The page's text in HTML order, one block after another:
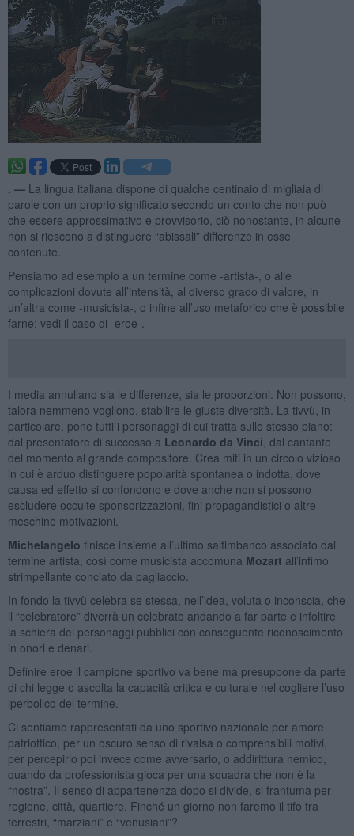
. — La lingua italiana dispone di qualche centinaio di migliaia di
parole con un proprio significato secondo un conto che non può
che essere approssimativo e provvisorio, ciò nonostante, in alcune
non si riescono a distinguere “abissali” differenze in esse
contenute.
Pensiamo ad esempio a un termine come -artista-, o alle
complicazioni dovute all’intensità, al diverso grado di valore, in
un’altra come -musicista-, o infine all’uso metaforico che è possibile
farne: vedi il caso di -eroe-.
I media annullano sia le differenze, sia le proporzioni. Non possono,
talora nemmeno vogliono, stabilire le giuste diversità. La tivvù, in
particolare, pone tutti i personaggi di cui tratta sullo stesso piano:
dal presentatore di successo a Leonardo da Vinci , dal cantante
del momento al grande compositore. Crea miti in un circolo vizioso
in cui è arduo distinguere popolarità spontanea o indotta, dove
causa ed effetto si confondono e dove anche non si possono
escludere occulte sponsorizzazioni, fini propagandistici o altre
meschine motivazioni.
Michelangelo finisce insieme all’ultimo saltimbanco associato dal
termine artista, così come musicista accomuna Mozart all’infimo
strimpellante conciato da pagliaccio.
In fondo la tivvù celebra se stessa, nell’idea, voluta o inconscia, che
il “celebratore” diverrà un celebrato andando a far parte e infoltire
la schiera dei personaggi pubblici con conseguente riconoscimento
in onori e denari.
Definire eroe il campione sportivo va bene ma presuppone da parte
di chi legge o ascolta la capacità critica e culturale nel cogliere l’uso
iperbolico del termine.
Ci sentiamo rappresentati da uno sportivo nazionale per amore
patriottico, per un oscuro senso di rivalsa o comprensibili motivi,
per percepirlo poi invece come avversario, o addirittura nemico,
quando da professionista gioca per una squadra che non è la
“nostra”. Il senso di appartenenza dopo si divide, si frantuma per
regione, città, quartiere. Finché un giorno non faremo il tifo tra
terrestri, “marziani” e “venusiani”?